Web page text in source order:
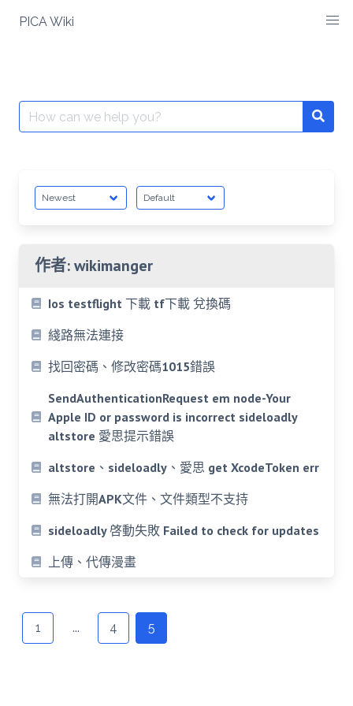
PICA Wiki
Search
for:
作者:wikimanger
Ios testflight 下載 tf下載 兌換碼
綫路無法連接
找回密碼、修改密碼1015錯誤
SendAuthenticationRequest em node-Your
Apple ID or password is incorrect sideloadly
altstore 愛思提示錯誤
altstore、sideloadly、愛思 get XcodeToken err
無法打開APK文件、文件類型不支持
sideloadly 啓動失敗 Failed to check for updates
上傳、代傳漫畫
navigation
1 ... 4 5